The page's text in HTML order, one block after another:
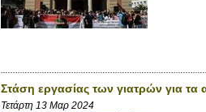
Στάση εργασίας των γιατρών για τα
Τετάρτη 13 Μαρ 2024